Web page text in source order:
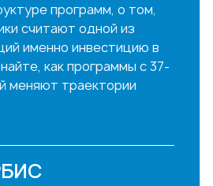
программ, о том,
считают одной из
именно инвестицию в
как программы с 37-
меняют траектории